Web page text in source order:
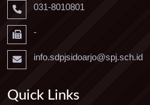
031-8010801
-
info.sdpjsidoarjo@spj.sch.id
Quick Links